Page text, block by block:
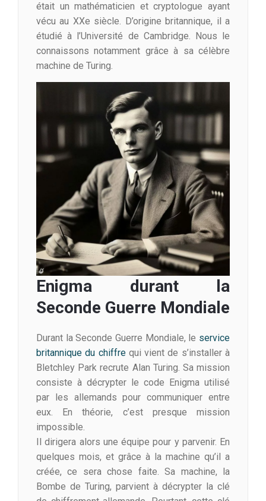
était un mathématicien et cryptologue ayant
vécu au XXe siècle. D’origine britannique, il a
étudié à l’Université de Cambridge. Nous le
connaissons notamment grâce à sa célèbre
machine de Turing.
Enigma durant la
Seconde Guerre Mondiale
Durant la Seconde Guerre Mondiale, le service
britannique du chiffrequi vient de s’installer à
Bletchley Park recrute Alan Turing. Sa mission
consiste à décrypter le code Enigma utilisé
par les allemands pour communiquer entre
eux. En théorie, c’est presque mission
impossible.
Il dirigera alors une équipe pour y parvenir. En
quelques mois, et grâce à la machine qu’il a
créée, ce sera chose faite. Sa machine, la
Bombe de Turing, parvient à décrypter la clé